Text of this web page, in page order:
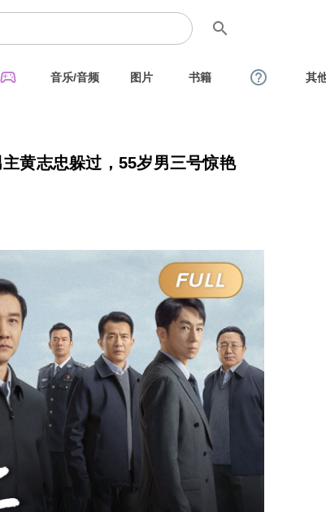
search
sports_esports 音乐/音频 图片 书籍 help_outline 其
黄志忠躲过，55岁男三号惊艳